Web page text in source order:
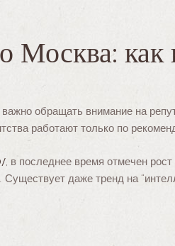
Москва:
важно обращать внимание на
работают только по
, в последнее время отмечен
даже тренд на